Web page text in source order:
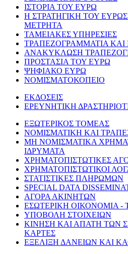
ΙΣΤΟΡΙΑ ΤΟΥ ΕΥΡΩ
Η ΣΤΡΑΤΗΓΙΚΗ ΤΟΥ
ΜΕΤΡΗΤΑ
ΤΑΜΕΙΑΚΕΣ ΥΠΗΡΕΣΙΕΣ
ΤΡΑΠΕΖΟΓΡΑΜΜΑΤΙΑ ΚΑΙ
ΑΝΑΚΥΚΛΩΣΗ
ΠΡΟΣΤΑΣΙΑ ΤΟΥ ΕΥΡΩ
ΨΗΦΙΑΚΟ ΕΥΡΩ
ΝΟΜΙΣΜΑΤΟΚΟΠΕΙΟ
ΕΚΔΟΣΕΙΣ
ΕΡΕΥΝΗΤΙΚΗ
ΕΞΩΤΕΡΙΚΟΣ ΤΟΜΕΑΣ
ΝΟΜΙΣΜΑΤΙΚΗ ΚΑΙ
ΜΗ ΝΟΜΙΣΜΑΤΙΚΑ
ΙΔΡΥΜΑΤΑ
ΧΡΗΜΑΤΟΠΙΣΤΩΤΙΚΕΣ
ΧΡΗΜΑΤΟΠΙΣΤΩΤΙΚΟΙ
ΣΤΑΤΙΣΤΙΚΕΣ ΠΛΗΡΩΜΩΝ
SPECIAL DATA
ΑΓΟΡΑ ΑΚΙΝΗΤΩΝ
ΕΣΩΤΕΡΙΚΗ ΟΙΚΟΝΟΜΙΑ -
ΥΠΟΒΟΛΗ ΣΤΟΙΧΕΙΩΝ
ΚΙΝΗΣΗ ΚΑΙ ΑΠΑΤΗ ΤΩΝ
ΚΑΡΤΕΣ
ΕΞΕΛΙΞΗ ΔΑΝΕΙΩΝ ΚΑΙ